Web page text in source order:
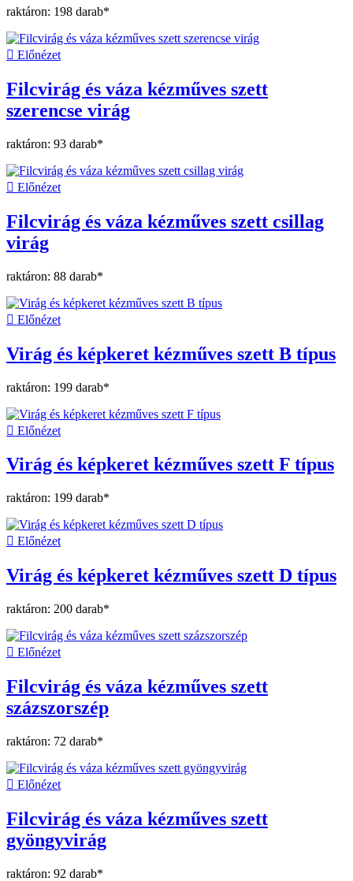
raktáron: 198 darab*
 Előnézet
Filcvirág és váza kézműves szett
szerencse virág
raktáron: 93 darab*
 Előnézet
Filcvirág és váza kézműves szett csillag
virág
raktáron: 88 darab*
 Előnézet
Virág és képkeret kézműves szett B típus
raktáron: 199 darab*
 Előnézet
Virág és képkeret kézműves szett F típus
raktáron: 199 darab*
 Előnézet
Virág és képkeret kézműves szett D típus
raktáron: 200 darab*
 Előnézet
Filcvirág és váza kézműves szett
százszorszép
raktáron: 72 darab*
 Előnézet
Filcvirág és váza kézműves szett
gyöngyvirág
raktáron: 92 darab*